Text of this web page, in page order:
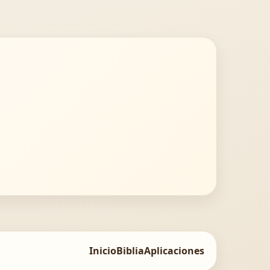
InicioBibliaAplicaciones